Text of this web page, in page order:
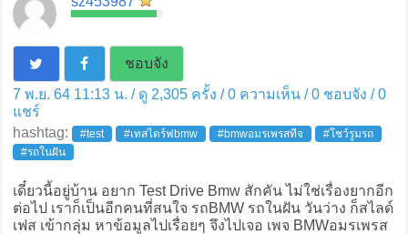
ชอบจัง
7 พ.ย. 64 11:13 น. / ดู 2,305 ครั้ง / 0 ความเห็น /0ชอบจัง /0
แชร์
hashtag:
#test #เทสไดร์ฟbmw #bmwอมรเพรสทีจ
#โชว์รูมรถ
#รถในฝัน
เดี๋ยวนี้อยู่บ้าน อยาก Test Drive Bmw สักคัน ไม่ใช่เรื่องยากอีก
ต่อไป เราก็เป็นอีกคนที่สนใจ รถBMW รถในฝัน วันว่าง ก็สไลด์
เฟส เข้ากลุ่ม หาข้อมูลไปเรื่อยๆ จึงไปเจอ เพจ BMWอมรเพรส